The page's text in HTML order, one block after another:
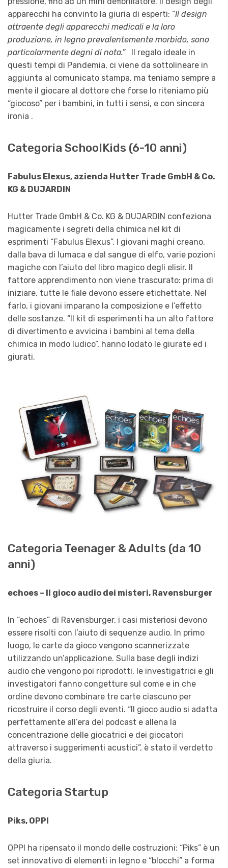
apparecchi ha convinto la giuria di esperti: “Il design
attraente degli apparecchi medicali e la loro
produzione, in legno prevalentemente morbido, sono
particolarmente degni di nota.” Il regalo ideale in
questi tempi di Pandemia, ci viene da sottolineare in
aggiunta al comunicato stampa, ma teniamo sempre a
mente il giocare al dottore che forse lo riteniamo più
“giocoso” per i bambini, in tutti i sensi, e con sincera
ironia .
Categoria SchoolKids (6-10 anni)
Fabulus Elexus, azienda Hutter Trade GmbH & Co.
KG & DUJARDIN
Hutter Trade GmbH & Co. KG & DUJARDIN confeziona
magicamente i segreti della chimica nel kit di
esprimenti “Fabulus Elexus”. I giovani maghi creano,
dalla bava di lumaca e dal sangue di elfo, varie pozioni
magiche con l’aiuto del libro magico degli elisir. Il
fattore apprendimento non viene trascurato: prima di
iniziare, tutte le fiale devono essere etichettate. Nel
farlo, i giovani imparano la composizione e l’effetto
delle sostanze. “Il kit di esperimenti ha un alto fattore
di divertimento e avvicina i bambini al tema della
chimica in modo ludico”, hanno lodato le giurate ed i
giurati.
Categoria Teenager & Adults (da 10
anni)
echoes – Il gioco audio dei misteri, Ravensburger
In “echoes” di Ravensburger, i casi misteriosi devono
essere risolti con l’aiuto di sequenze audio. In primo
luogo, le carte da gioco vengono scannerizzate
utilizzando un’applicazione. Sulla base degli indizi
audio che vengono poi riprodotti, le investigatrici e gli
investigatori fanno congetture sul come e in che
ordine devono combinare tre carte ciascuno per
ricostruire il corso degli eventi. “Il gioco audio si adatta
perfettamente all’era del podcast e allena la
concentrazione delle giocatrici e dei giocatori
attraverso i suggerimenti acustici”, è stato il verdetto
della giuria.
Categoria Startup
Piks, OPPI
OPPI ha ripensato il mondo delle costruzioni: “Piks” è un
set innovativo di elementi in legno e “blocchi” a forma